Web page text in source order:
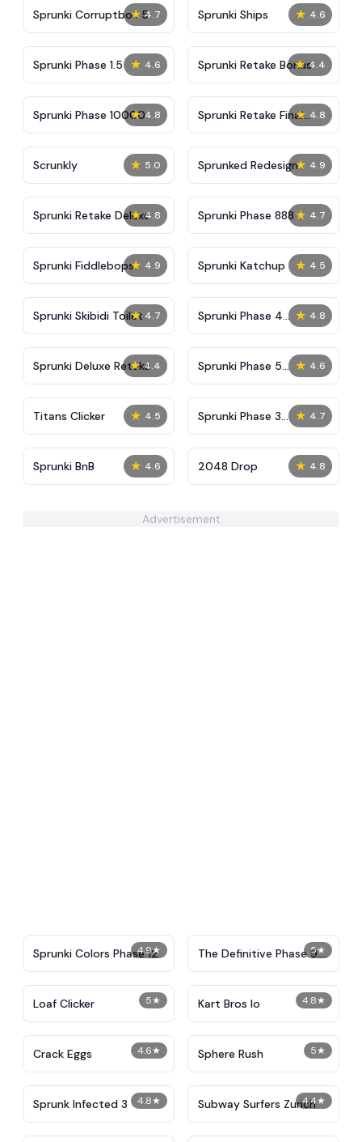
★ 4.7
Sprunki Corruptbox 5 ★ 4.6
Sprunki Ships
★ 4.6
Sprunki Phase 1.5 ★ 4.4
Sprunki Retake Bonus
★ 4.8
Sprunki Phase 10000 ★ 4.8
Sprunki Retake Final
Update
★ 5.0
Scrunkly ★ 4.9
Sprunked Redesign
★ 4.8
Sprunki Retake Deluxe ★ 4.7
Sprunki Phase 888
★ 4.9
Sprunki Fiddlebops ★ 4.5
Sprunki Katchup
★ 4.7
Sprunki Skibidi Toilet ★ 4.8
Sprunki Phase 4
Definitive
★ 4.4
Sprunki Deluxe Retake ★ 4.6
Sprunki Phase 5
Improve Version
★ 4.5
Titans Clicker ★ 4.7
Sprunki Phase 3
Definitive
★ 4.6
Sprunki BnB ★ 4.8
2048 Drop
Advertisement
4.9★
Sprunki Colors Phase 12 5★
The Definitive Phase 9:
Demolition
5★
Loaf Clicker 4.8★
Kart Bros Io
4.6★
Crack Eggs 5★
Sphere Rush
4.8★
Sprunk Infected 3 4.4★
Subway Surfers Zurich